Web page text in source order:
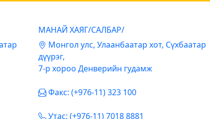
МАНАЙ ХАЯГ/САЛБАР/
Mонгол улс, Улаанбаатар хот, Сүхбаатар
дүүрэг,
7-р хороо Денверийн гудамж
Факс: (+976-11) 323 100
Утас: (+976-11) 7018 8881